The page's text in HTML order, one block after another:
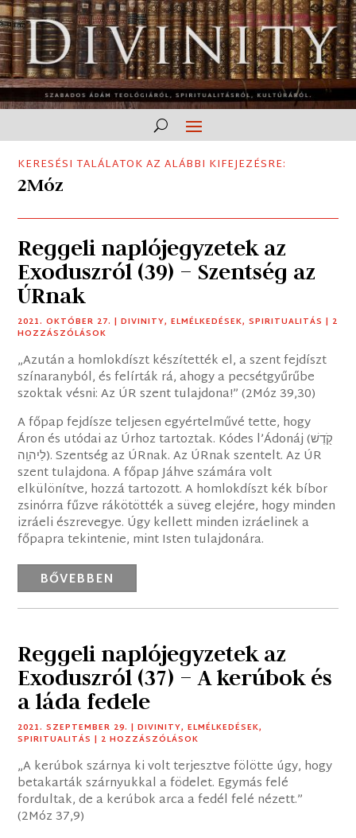
KERESÉSI TALÁLATOK AZ ALÁBBI KIFEJEZÉSRE:
2Móz
Reggeli naplójegyzetek az
Exoduszról (39) – Szentség az
ÚRnak
2021. OKTÓBER 27. |DIVINITY,ELMÉLKEDÉSEK,SPIRITUALITÁS | 2
HOZZÁSZÓLÁSOK
„Azután a homlokdíszt készítették el, a szent fejdíszt
színaranyból, és felírták rá, ahogy a pecsétgyűrűbe
szoktak vésni: Az ÚR szent tulajdona!” (2Móz 39,30)
A főpap fejdísze teljesen egyértelművé tette, hogy
Áron és utódai az Úrhoz tartoztak. Kódes l’Ádonáj (‎קֹ֖דֶשׁ
לַיהוָֽה). Szentség az ÚRnak. Az ÚRnak szentelt. Az ÚR
szent tulajdona. A főpap Jáhve számára volt
elkülönítve, hozzá tartozott. A homlokdíszt kék bíbor
zsinórra fűzve rákötötték a süveg elejére, hogy minden
izráeli észrevegye. Úgy kellett minden izráelinek a
főpapra tekintenie, mint Isten tulajdonára.
BŐVEBBEN
Reggeli naplójegyzetek az
Exoduszról (37) – A kerúbok és
a láda fedele
2021. SZEPTEMBER 29. |DIVINITY,ELMÉLKEDÉSEK,
SPIRITUALITÁS | 2 HOZZÁSZÓLÁSOK
„A kerúbok szárnya ki volt terjesztve fölötte úgy, hogy
betakarták szárnyukkal a födelet. Egymás felé
fordultak, de a kerúbok arca a fedél felé nézett.”
(2Móz 37,9)